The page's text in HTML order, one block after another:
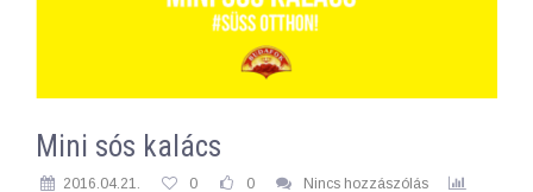
Mini sós kalács
2016.04.21. 0 0
Nincs hozzászólás